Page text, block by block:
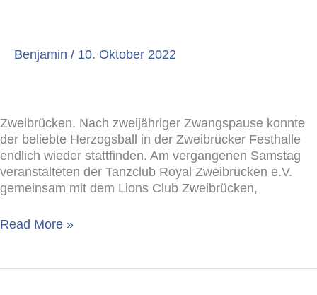
Benjamin / 10. Oktober 2022
Zweibrücken. Nach zweijähriger Zwangspause konnte
der beliebte Herzogsball in der Zweibrücker Festhalle
endlich wieder stattfinden. Am vergangenen Samstag
veranstalteten der Tanzclub Royal Zweibrücken e.V.
gemeinsam mit dem Lions Club Zweibrücken,
Read More »